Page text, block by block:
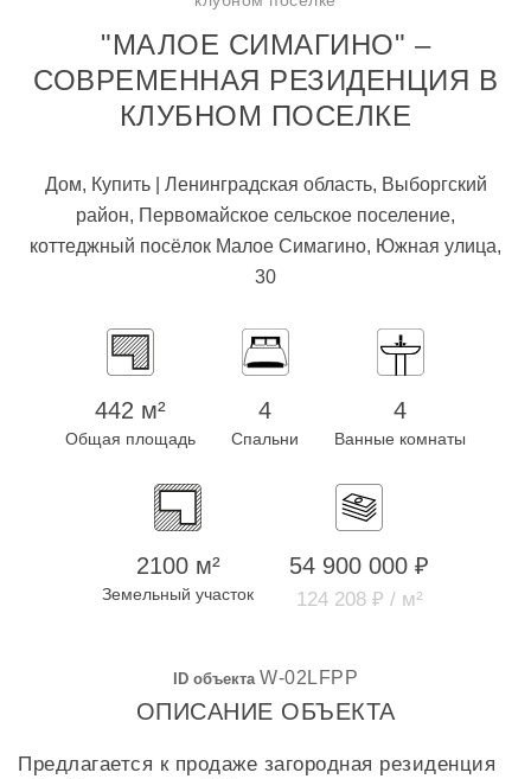
"МАЛОЕ СИМАГИНО" –
СОВРЕМЕННАЯ РЕЗИДЕНЦИЯ В
КЛУБНОМ ПОСЕЛКЕ
Дом, Купить | Ленинградская область, Выборгский
район, Первомайское сельское поселение,
коттеджный посёлок Малое Симагино, Южная улица,
30
442 м²
Общая площадь
4
Спальни
4
Ванные комнаты
2100 м²
Земельный участок
54 900 000 ₽
124 208 ₽ / м²
ID объекта W-02LFPP
ОПИСАНИЕ ОБЪЕКТА
Предлагается к продаже загородная резиденция